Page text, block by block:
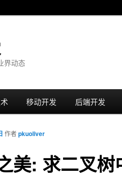
界动态
移动开发 后端开发
美: 求二叉
作者pkuoliver